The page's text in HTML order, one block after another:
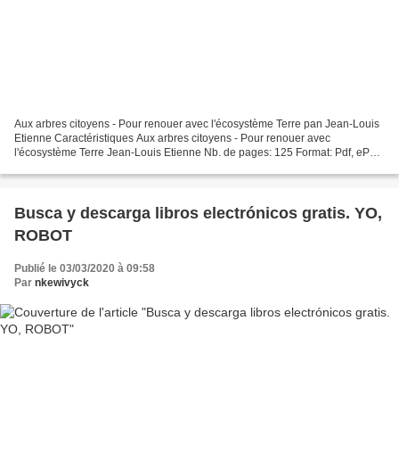
Aux arbres citoyens - Pour renouer avec l'écosystème Terre pan Jean-Louis
Etienne Caractéristiques Aux arbres citoyens - Pour renouer avec
l'écosystème Terre Jean-Louis Etienne Nb. de pages: 125 Format: Pdf, ePub,
Busca y descarga libros electrónicos gratis. YO,
ROBOT
Publié le 03/03/2020 à 09:58
Par nkewivyck